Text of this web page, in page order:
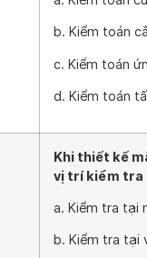
b. Kiểm toán
c. Kiểm toán
d. Kiểm toán
Khi thiết kế
vị trí kiểm tra
a. Kiểm tra tại
b. Kiểm tra tại